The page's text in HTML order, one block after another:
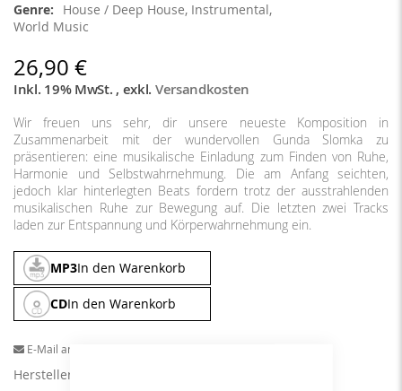
House / Deep House, Instrumental,
World Music
26,90 €
Inkl. 19% MwSt. , exkl. Versandkosten
Wir freuen uns sehr, dir unsere neueste Komposition in
Zusammenarbeit mit der wundervollen Gunda Slomka zu
präsentieren: eine musikalische Einladung zum Finden von Ruhe,
Harmonie und Selbstwahrnehmung. Die am Anfang seichten,
jedoch klar hinterlegten Beats fordern trotz der ausstrahlenden
musikalischen Ruhe zur Bewegung auf. Die letzten zwei Tracks
laden zur Entspannung und Körperwahrnehmung ein.
MP3In den Warenkorb
CDIn den Warenkorb
E-Mail an einen Freund
Herstellerangaben